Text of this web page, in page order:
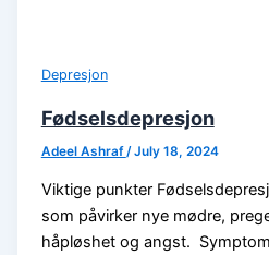
Depresjon
Fødselsdepresjon
Adeel Ashraf/July 18, 2024
Viktige punkter
som påvirker nye mødre,
håpløshet og angst.